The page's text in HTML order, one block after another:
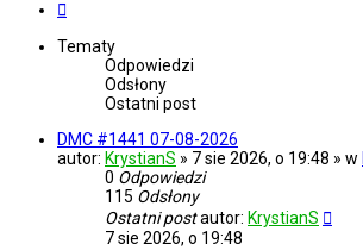
Tematy
Odpowiedzi
Odsłony
Ostatni post
DMC #1441 07-08-2026
autor: KrystianS » 7 sie 2026, o 19:48 » w
0 Odpowiedzi
115 Odsłony
Ostatni postautor: KrystianS
7 sie 2026, o 19:48